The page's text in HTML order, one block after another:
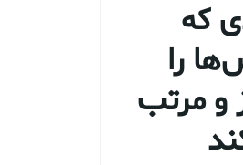
که
را
و مرتب